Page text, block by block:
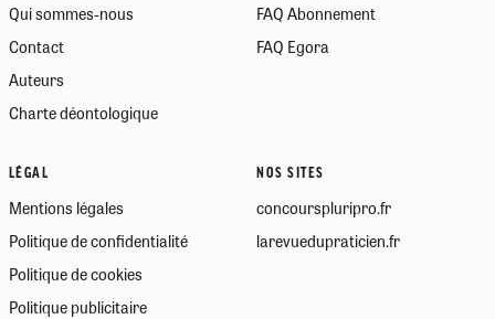
Qui sommes-nous
Contact
Auteurs
Charte déontologique
FAQ Abonnement
FAQ Egora
LÉGAL
Mentions légales
Politique de confidentialité
Politique de cookies
Politique publicitaire
NOS SITES
concourspluripro.fr
larevuedupraticien.fr